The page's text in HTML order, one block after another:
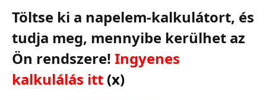
Töltse ki a napelem-kalkulátort, és
tudja meg, mennyibe kerülhet az
Ön rendszere! Ingyenes
kalkulálás itt (x)